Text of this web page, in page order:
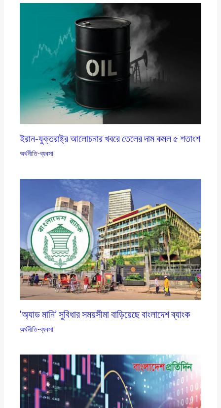
ইরান-যুক্তরাষ্ট্র আলোচনার খবরে তেলের দাম কমল ৫ শতাংশ
অর্থনীতি-ব্যবসা
‘অ্যাড মানি’ সুবিধার সময়সীমা বাড়িয়েছে বাংলাদেশ ব্যাংক
অর্থনীতি-ব্যবসা